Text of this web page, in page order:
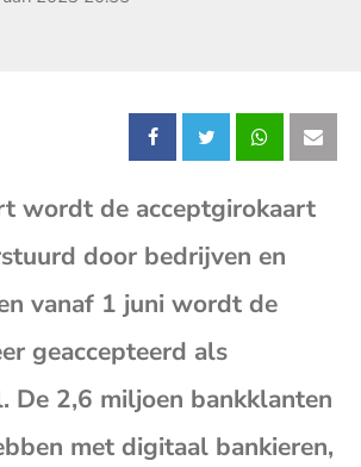
Deel
dit
bericht
op
Facebook
Deel
dit
bericht
op
X
Deel
dit
E-
wordt de acceptgirokaart
door bedrijven en
vanaf 1 juni wordt de
geaccepteerd als
De 2,6 miljoen bankklanten
met digitaal bankieren,